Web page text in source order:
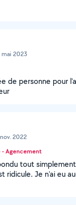
2023
de personne pour
2022
- Agencement
tout
ridicule. Je n'ai eu